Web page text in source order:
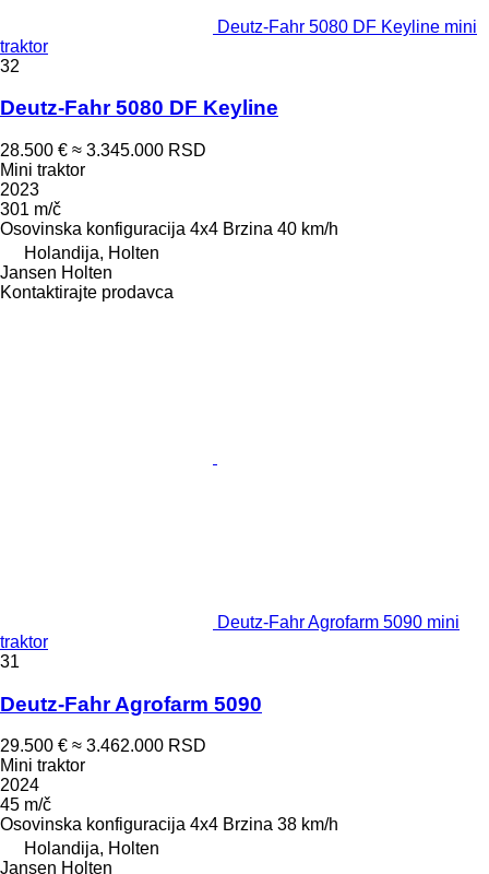
Deutz-Fahr 5080 DF Keyline mini
traktor
32
Deutz-Fahr 5080 DF Keyline
28.500 € ≈ 3.345.000 RSD
Mini traktor
2023
301 m/č
Osovinska konfiguracija 4x4 Brzina 40 km/h
Holandija, Holten
Jansen Holten
Kontaktirajte prodavca
Deutz-Fahr Agrofarm 5090 mini
traktor
31
Deutz-Fahr Agrofarm 5090
29.500 € ≈ 3.462.000 RSD
Mini traktor
2024
45 m/č
Osovinska konfiguracija 4x4 Brzina 38 km/h
Holandija, Holten
Jansen Holten